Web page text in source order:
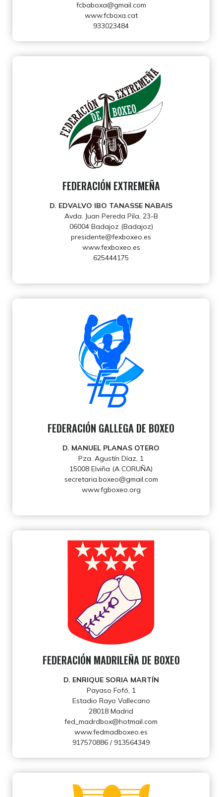
fcbaboxa@gmail.com
www.fcboxa.cat
933023484
FEDERACIÓN EXTREMEÑA
D. EDVALVO IBO TANASSE NABAIS
Avda. Juan Pereda Pila, 23-B
06004 Badajoz (Badajoz)
presidente@fexboxeo.es
www.fexboxeo.es
625444175
FEDERACIÓN GALLEGA DE BOXEO
D. MANUEL PLANAS OTERO
Pza. Agustín Díaz, 1
15008 Elviña (A CORUÑA)
secretaria.boxeo@gmail.com
www.fgboxeo.org
FEDERACIÓN MADRILEÑA DE BOXEO
D. ENRIQUE SORIA MARTÍN
Payaso Fofó, 1
Estadio Rayo Vallecano
28018 Madrid
fed_madrdbox@hotmail.com
www.fedmadboxeo.es
917570886 / 913564349